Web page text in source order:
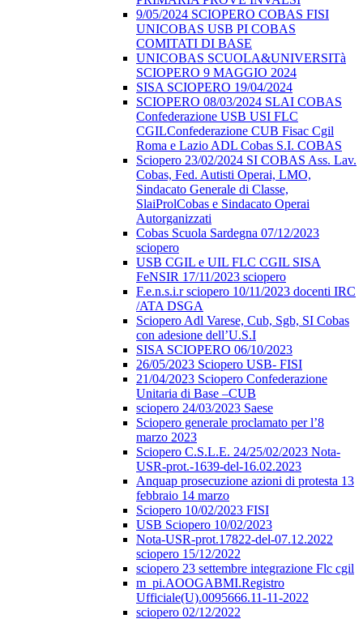
9/05/2024 SCIOPERO COBAS FISI
UNICOBAS USB PI COBAS
COMITATI DI BASE
UNICOBAS SCUOLA&UNIVERSITà
SCIOPERO 9 MAGGIO 2024
SISA SCIOPERO 19/04/2024
SCIOPERO 08/03/2024 SLAI COBAS
Confederazione USB USI FLC
CGILConfederazione CUB Fisac Cgil
Roma e Lazio ADL Cobas S.I. COBAS
Sciopero 23/02/2024 SI COBAS Ass. Lav.
Cobas, Fed. Autisti Operai, LMO,
Sindacato Generale di Classe,
SlaiProlCobas e Sindacato Operai
Autorganizzati
Cobas Scuola Sardegna 07/12/2023
sciopero
USB CGIL e UIL FLC CGIL SISA
FeNSIR 17/11/2023 sciopero
F.e.n.s.i.r sciopero 10/11/2023 docenti IRC
/ATA DSGA
Sciopero Adl Varese, Cub, Sgb, SI Cobas
con adesione dell’U.S.I
SISA SCIOPERO 06/10/2023
26/05/2023 Sciopero USB- FISI
21/04/2023 Sciopero Confederazione
Unitaria di Base –CUB
sciopero 24/03/2023 Saese
Sciopero generale proclamato per l’8
marzo 2023
Sciopero C.S.L.E. 24/25/02/2023 Nota-
USR-prot.-1639-del-16.02.2023
Anquap prosecuzione azioni di protesta 13
febbraio 14 marzo
Sciopero 10/02/2023 FISI
USB Sciopero 10/02/2023
Nota-USR-prot.17822-del-07.12.2022
sciopero 15/12/2022
sciopero 23 settembre integrazione Flc cgil
m_pi.AOOGABMI.Registro
Ufficiale(U).0095666.11-11-2022
sciopero 02/12/2022